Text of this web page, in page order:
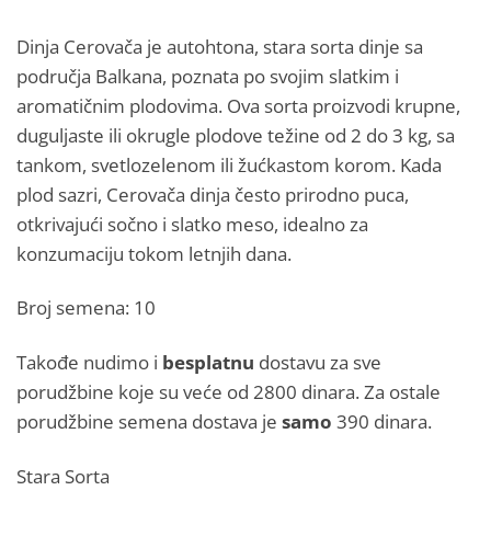
Dinja Cerovača je autohtona, stara sorta dinje sa
područja Balkana, poznata po svojim slatkim i
aromatičnim plodovima. Ova sorta proizvodi krupne,
duguljaste ili okrugle plodove težine od 2 do 3 kg, sa
tankom, svetlozelenom ili žućkastom korom. Kada
plod sazri, Cerovača dinja često prirodno puca,
otkrivajući sočno i slatko meso, idealno za
konzumaciju tokom letnjih dana.
Broj semena: 10
Takođe nudimo i besplatnu dostavu za sve
porudžbine koje su veće od 2800 dinara. Za ostale
porudžbine semena dostava je samo 390 dinara.
Stara Sorta